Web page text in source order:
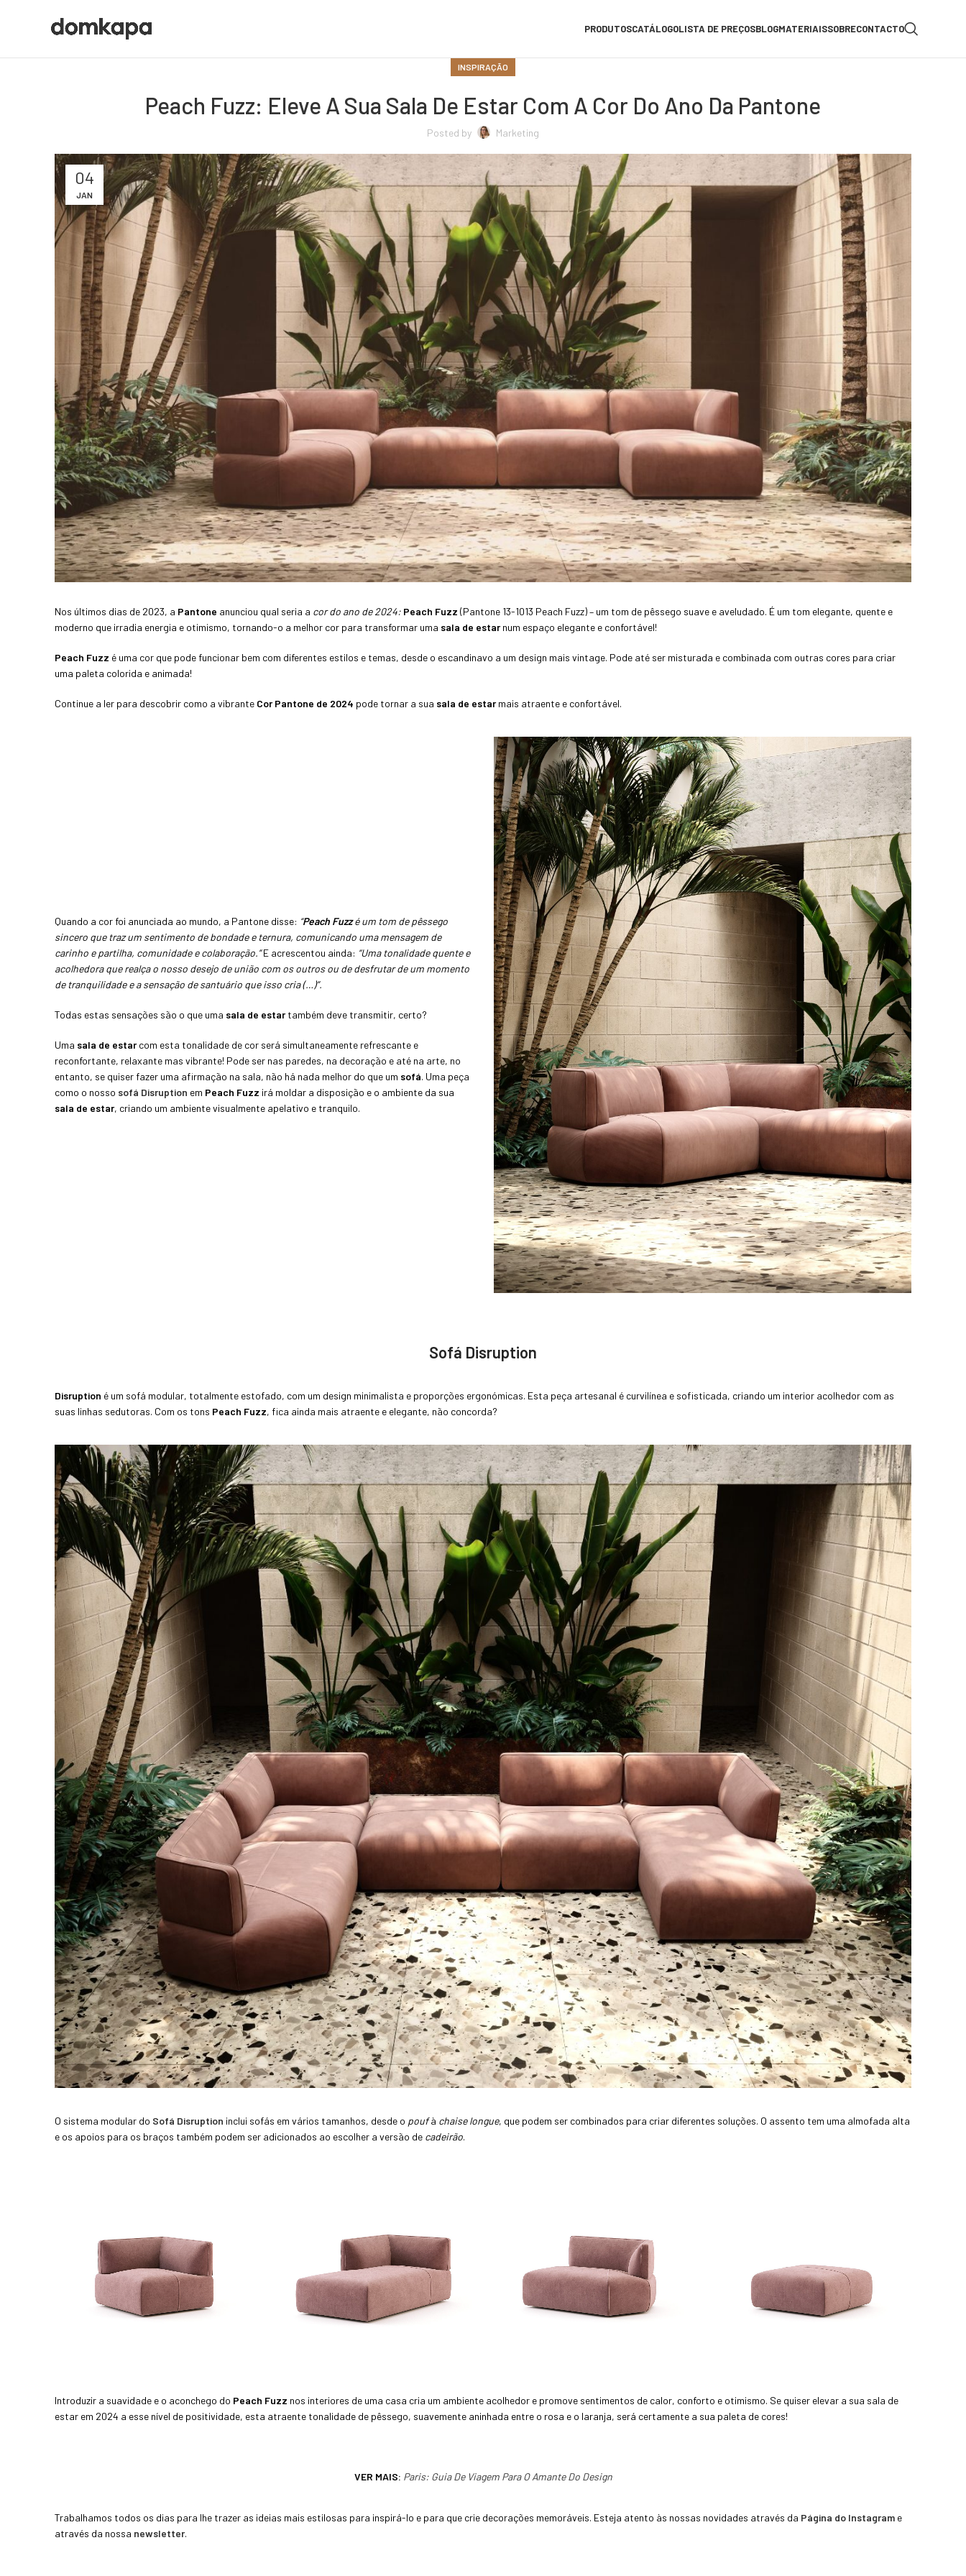
PRODUTOSCATÁLOGOLISTA DE PREÇOSBLOGMATERIAISSOBRECONTACTO
INSPIRAÇÃO
Peach Fuzz: Eleve A Sua Sala De Estar Com A Cor Do Ano Da Pantone
Posted by Marketing
04
JAN
Nos últimos dias de 2023, a Pantone anunciou qual seria a cor do ano de 2024: Peach Fuzz (Pantone 13-1013 Peach Fuzz) – um tom de pêssego suave e aveludado. É um tom elegante, quente e
moderno que irradia energia e otimismo, tornando-o a melhor cor para transformar uma sala de estarnum espaço elegante e confortável!
Peach Fuzz é uma cor que pode funcionar bem com diferentes estilos e temas, desde o escandinavo a um design mais vintage. Pode até ser misturada e combinada com outras cores para criar
uma paleta colorida e animada!
Continue a ler para descobrir como a vibrante Cor Pantone de 2024 pode tornar a sua sala de estarmais atraente e confortável.
Quando a cor foi anunciada ao mundo, a Pantone disse: “Peach Fuzzé um tom de pêssego
sincero que traz um sentimento de bondade e ternura, comunicando uma mensagem de
carinho e partilha, comunidade e colaboração.”E acrescentou ainda: “Uma tonalidade quente e
acolhedora que realça o nosso desejo de união com os outros ou de desfrutar de um momento
de tranquilidade e a sensação de santuário que isso cria (…)”.
Todas estas sensações são o que uma sala de estartambém deve transmitir, certo?
Uma sala de estarcom esta tonalidade de cor será simultaneamente refrescante e
reconfortante, relaxante mas vibrante! Pode ser nas paredes, na decoração e até na arte, no
entanto, se quiser fazer uma afirmação na sala, não há nada melhor do que um sofá. Uma peça
como o nosso sofá Disruption em Peach Fuzz irá moldar a disposição e o ambiente da sua
sala de estar, criando um ambiente visualmente apelativo e tranquilo.
Sofá Disruption
Disruption é um sofá modular, totalmente estofado, com um design minimalista e proporções ergonómicas. Esta peça artesanal é curvilínea e sofisticada, criando um interior acolhedor com as
suas linhas sedutoras. Com os tons Peach Fuzz, fica ainda mais atraente e elegante, não concorda?
O sistema modular do Sofá Disruption inclui sofás em vários tamanhos, desde o poufà chaise longue, que podem ser combinados para criar diferentes soluções. O assento tem uma almofada alta
e os apoios para os braços também podem ser adicionados ao escolher a versão de cadeirão.
Introduzir a suavidade e o aconchego do Peach Fuzz nos interiores de uma casa cria um ambiente acolhedor e promove sentimentos de calor, conforto e otimismo. Se quiser elevar a sua sala de
estar em 2024 a esse nível de positividade, esta atraente tonalidade de pêssego, suavemente aninhada entre o rosa e o laranja, será certamente a sua paleta de cores!
VER MAIS: Paris: Guia De Viagem Para O Amante Do Design
Trabalhamos todos os dias para lhe trazer as ideias mais estilosas para inspirá-lo e para que crie decorações memoráveis. Esteja atento às nossas novidades através da Página do Instagram e
através da nossa newsletter.